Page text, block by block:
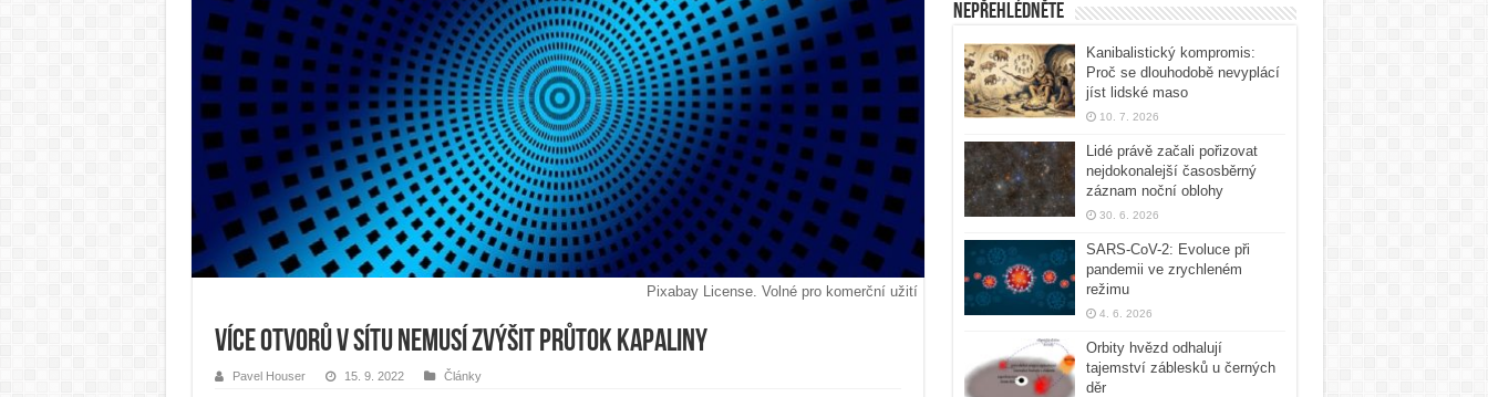
Pixabay License. Volné pro komerční užití
Více otvorů v sítu nemusí zvýšit průtok kapaliny
Pavel Houser 15. 9. 2022 Články
Nepřehlédněte
Kanibalistický kompromis:
Proč se dlouhodobě nevyplácí
jíst lidské maso
10. 7. 2026
Lidé právě začali pořizovat
nejdokonalejší časosběrný
záznam noční oblohy
30. 6. 2026
SARS-CoV-2: Evoluce při
pandemii ve zrychleném
režimu
4. 6. 2026
Orbity hvězd odhalují
tajemství záblesků u černých
děr